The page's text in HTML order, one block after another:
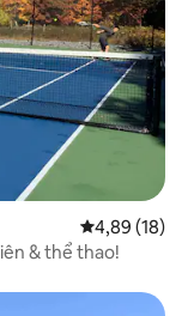
Xếp hạng
4,89 (18)
& thể thao!